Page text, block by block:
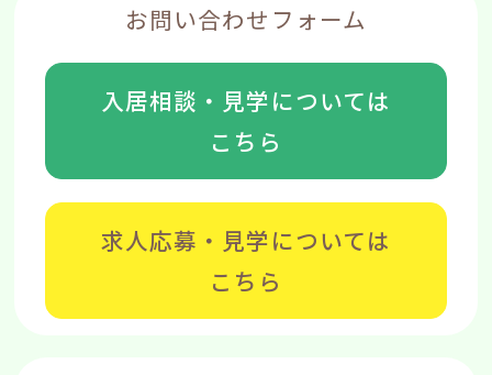
お問い合わせフォーム
入居相談・見学については
こちら
求人応募・見学については
こちら